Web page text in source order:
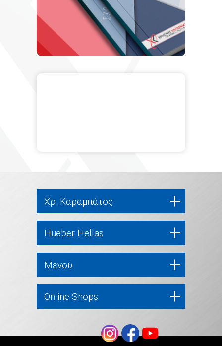
Χρ. Καραμπάτος
Hueber Hellas
Μενού
Online Shops